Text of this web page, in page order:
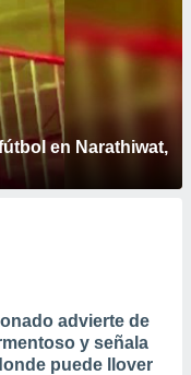
en Narathiwat,
advierte de
y señala
puede llover